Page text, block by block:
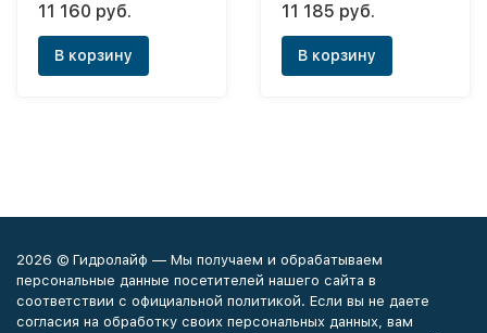
11 160 руб.
В корзину
11 185 руб.
В корзину
2026 © Гидролайф — Мы получаем и обрабатываем
персональные данные посетителей нашего сайта в
соответствии с официальной политикой. Если вы не даете
согласия на обработку своих персональных данных, вам